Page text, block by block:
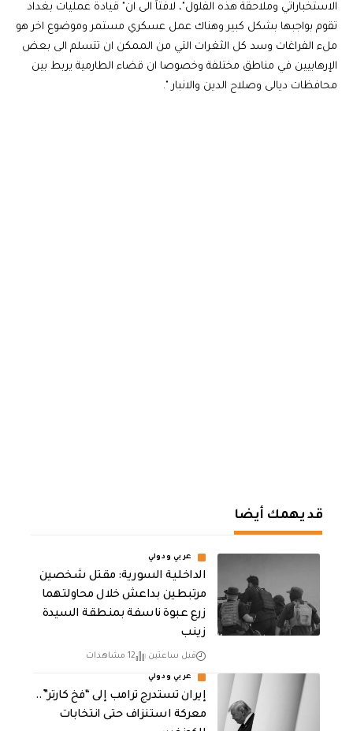
الاستخباراتي وملاحقة هذه الفلول"، لافتاً الى ان" قيادة عمليات بغداد
تقوم بواجبها بشكل كبير وهناك عمل عسكري مستمر وموضوع اخر هو
ملء الفراغات وسد كل الثغرات التي من الممكن ان تتسلم الى بعض
الإرهابيين في مناطق مختلفة وخصوصا ان قضاء الطارمية يربط بين
محافظات ديالى وصلاح الدين والانبار ".
قد يهمك أيضا
عربي ودولي
الداخلية السورية: مقتل شخصين
مرتبطين بداعش خلال محاولتهما
زرع عبوة ناسفة بمنطقة السيدة
زينب
قبل ساعتين 12 مشاهدات
عربي ودولي
إيران تستدرج ترامب إلى “فخ كارتر”..
معركة استنزاف حتى انتخابات